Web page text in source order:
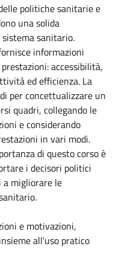
politiche sanitarie e
una solida
sanitario.
informazioni
accessibilità,
ed efficienza. La
per concettualizzare un
quadri, collegando le
e considerando
in vari modi.
di questo corso è
i decisori politici
migliorare le
e motivazioni,
all'uso pratico